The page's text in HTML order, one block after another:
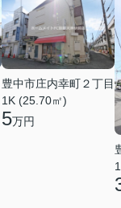
豊中市庄内幸町２丁目
1K (25.70㎡)
5万円